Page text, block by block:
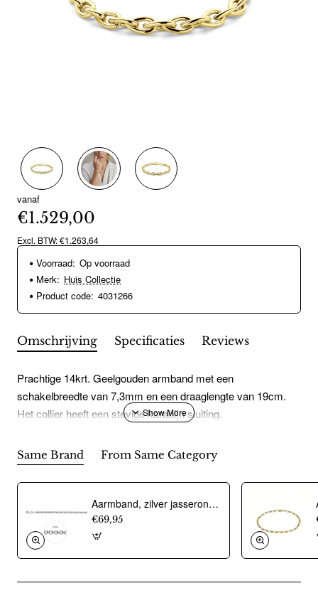
vanaf
€1.529,00
Excl. BTW: €1.263,64
Voorraad: Op voorraad
Merk: Huis Collectie
Product code: 4031266
Omschrijving Specificaties Reviews
Prachtige 14krt. Geelgouden armband met een
schakelbreedte van 7,3mm en een draaglengte van 19cm.
Het collier heeft een stevige karabijn sluiting.
Same Brand From Same Category
Aarmband, zilver jasseron 4,5mm. (lengte 18cm.) - 10274
€69,95